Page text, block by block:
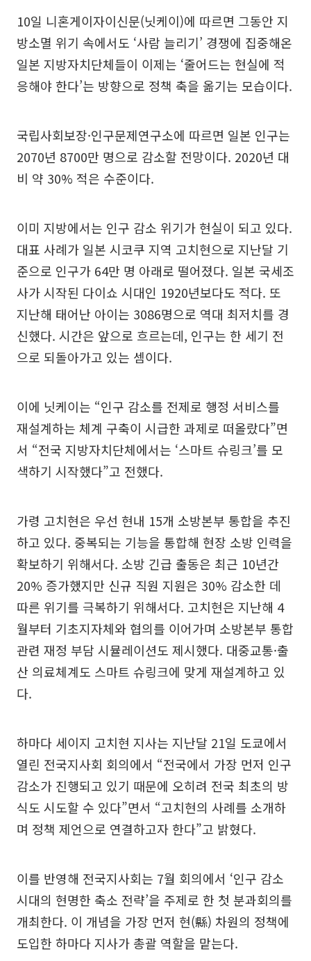
10일 니혼게이자이신문(닛케이)에 따르면 그동안 지
방소멸 위기 속에서도 ‘사람 늘리기’ 경쟁에 집중해온
일본 지방자치단체들이 이제는 ‘줄어드는 현실에 적
응해야 한다’는 방향으로 정책 축을 옮기는 모습이다.
국립사회보장·인구문제연구소에 따르면 일본 인구는
2070년 8700만 명으로 감소할 전망이다. 2020년 대
비 약 30% 적은 수준이다.
이미 지방에서는 인구 감소 위기가 현실이 되고 있다.
대표 사례가 일본 시코쿠 지역 고치현으로 지난달 기
준으로 인구가 64만 명 아래로 떨어졌다. 일본 국세조
사가 시작된 다이쇼 시대인 1920년보다도 적다. 또
지난해 태어난 아이는 3086명으로 역대 최저치를 경
신했다. 시간은 앞으로 흐르는데, 인구는 한 세기 전
으로 되돌아가고 있는 셈이다.
이에 닛케이는 “인구 감소를 전제로 행정 서비스를
재설계하는 체계 구축이 시급한 과제로 떠올랐다”면
서 “전국 지방자치단체에서는 ‘스마트 슈링크’를 모
색하기 시작했다”고 전했다.
가령 고치현은 우선 현내 15개 소방본부 통합을 추진
하고 있다. 중복되는 기능을 통합해 현장 소방 인력을
확보하기 위해서다. 소방 긴급 출동은 최근 10년간
20% 증가했지만 신규 직원 지원은 30% 감소한 데
따른 위기를 극복하기 위해서다. 고치현은 지난해 4
월부터 기초지자체와 협의를 이어가며 소방본부 통합
관련 재정 부담 시뮬레이션도 제시했다. 대중교통·출
산 의료체계도 스마트 슈링크에 맞게 재설계하고 있
다.
하마다 세이지 고치현 지사는 지난달 21일 도쿄에서
열린 전국지사회 회의에서 “전국에서 가장 먼저 인구
감소가 진행되고 있기 때문에 오히려 전국 최초의 방
식도 시도할 수 있다”면서 “고치현의 사례를 소개하
며 정책 제언으로 연결하고자 한다”고 밝혔다.
이를 반영해 전국지사회는 7월 회의에서 ‘인구 감소
시대의 현명한 축소 전략’을 주제로 한 첫 분과회의를
개최한다. 이 개념을 가장 먼저 현(縣) 차원의 정책에
도입한 하마다 지사가 총괄 역할을 맡는다.